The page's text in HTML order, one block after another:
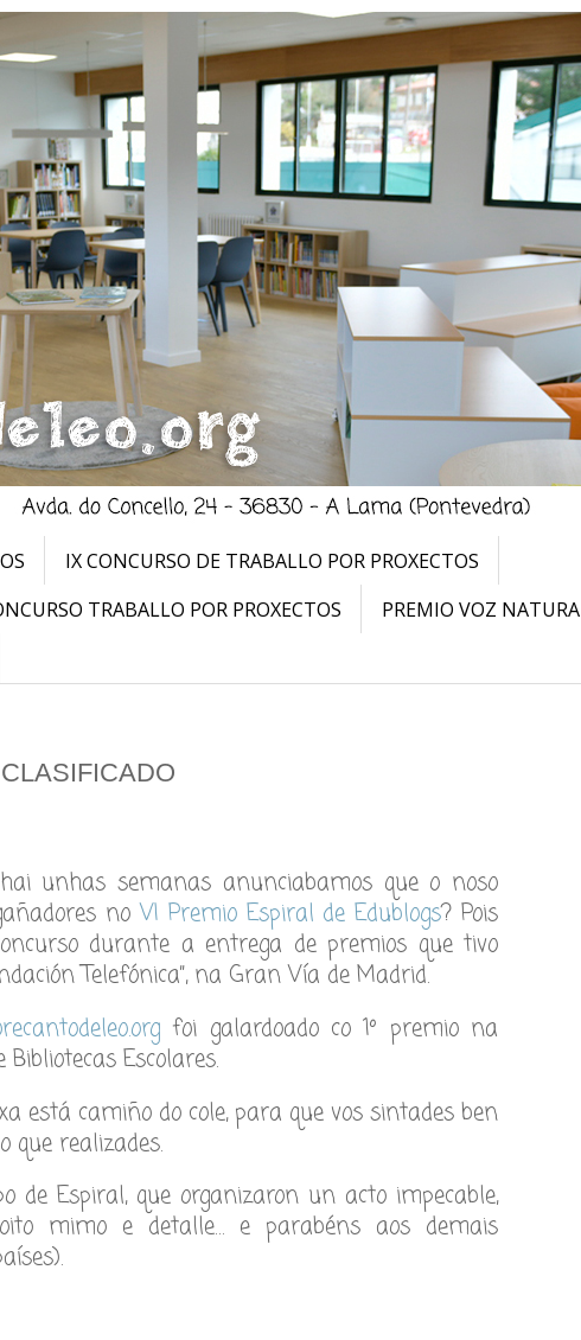
IX CONCURSO DE TRABALLO POR PROXECTOS
TRABALLO POR PROXECTOS PREMIO VOZ NATURA
unhas semanas anunciabamos que o noso
noVI Premio Espiral de Edublogs? Pois
durante a entrega de premios que tivo
Telefónica”, na Gran Vía de Madrid.
foi galardoado co 1º premio na
Bibliotecas Escolares.
está camiño do cole, para que vos sintades ben
que realizades.
de Espiral, que organizaron un acto impecable,
mimo e detalle… e parabéns aos demais